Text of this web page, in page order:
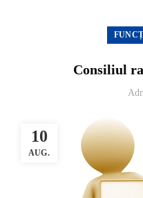
Consiliul
10
AUG.